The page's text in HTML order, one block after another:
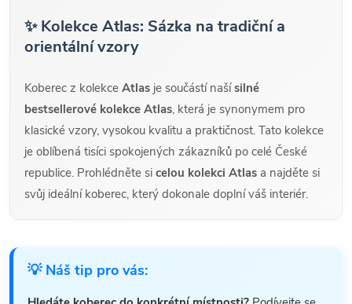
✨ Kolekce Atlas: Sázka na tradiční a
orientální vzory
Koberec z kolekce Atlas je součástí našísilné
bestsellerové kolekce Atlas, která je synonymem pro
klasické vzory, vysokou kvalitu a praktičnost. Tato kolekce
je oblíbená tisíci spokojených zákazníků po celé České
republice. Prohlédněte si celou kolekci Atlas a najděte si
svůj ideální koberec, který dokonale doplní váš interiér.
💡 Náš tip pro vás: